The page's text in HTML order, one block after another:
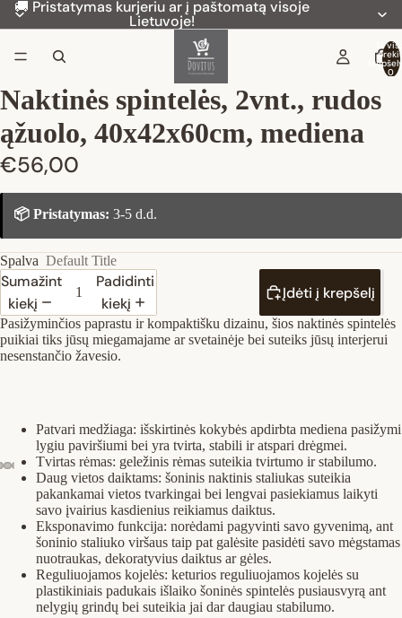
🚚 Pristatymas kurjeriu ar į paštomatą visoje
Lietuvoje!
Iš
0
Naktinės spintelės, 2vnt., rudos
ąžuolo, 40x42x60cm, mediena
€56,00
📦 Pristatymas: 3-5 d.d.
Spalva Default Title
Sumažinti
kiekį
Padidinti
kiekį
Įdėti į krepšelį
Pasižyminčios paprastu ir kompaktišku dizainu, šios naktinės spintelės
puikiai tiks jūsų miegamajame ar svetainėje bei suteiks jūsų interjerui
nesenstančio žavesio.
Patvari medžiaga: išskirtinės kokybės apdirbta mediena pasižymi
lygiu paviršiumi bei yra tvirta, stabili ir atspari drėgmei.
Tvirtas rėmas: geležinis rėmas suteikia tvirtumo ir stabilumo.
Daug vietos daiktams: šoninis naktinis staliukas suteikia
pakankamai vietos tvarkingai bei lengvai pasiekiamus laikyti
savo įvairius kasdienius reikiamus daiktus.
Eksponavimo funkcija: norėdami pagyvinti savo gyvenimą, ant
šoninio staliuko viršaus taip pat galėsite pasidėti savo mėgstamas
nuotraukas, dekoratyvius daiktus ar gėles.
Reguliuojamos kojelės: keturios reguliuojamos kojelės su
plastikiniais padukais išlaiko šoninės spintelės pusiausvyrą ant
nelygių grindų bei suteikia jai dar daugiau stabilumo.